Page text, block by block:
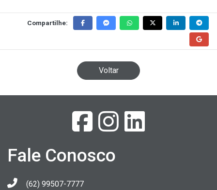
Compartilhe:
Voltar
Fale Conosco
(62) 99507-7777